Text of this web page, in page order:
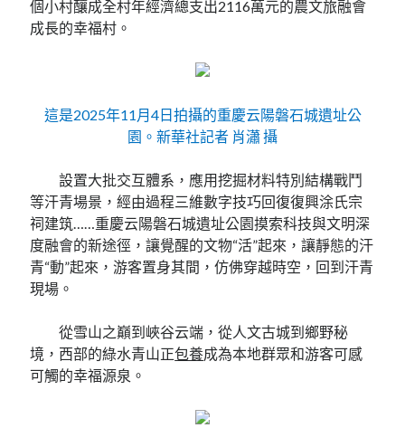
個小村釀成全村年經濟總支出2116萬元的農文旅融會
成長的幸福村。
這是2025年11月4日拍攝的重慶云陽磐石城遺址公
園。新華社記者 肖瀟 攝
設置大批交互體系，應用挖掘材料特別結構戰鬥
等汗青場景，經由過程三維數字技巧回復復興涂氏宗
祠建筑……重慶云陽磐石城遺址公園摸索科技與文明深
度融會的新途徑，讓覺醒的文物“活”起來，讓靜態的汗
青“動”起來，游客置身其間，仿佛穿越時空，回到汗青
現場。
從雪山之巔到峽谷云端，從人文古城到鄉野秘
境，西部的綠水青山正包養成為本地群眾和游客可感
可觸的幸福源泉。